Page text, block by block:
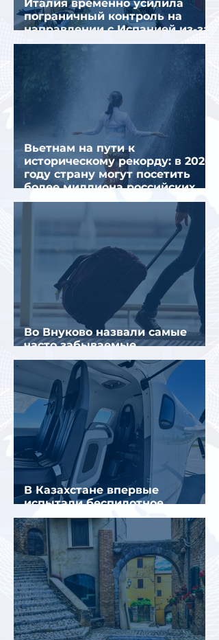
Италия временно усилила
пограничный контроль на
направлении с Испанией из-за
миграционного кризиса
Вьетнам на пути к
историческому рекорду: в 2026
году страну могут посетить
более миллиона российских
туристов
Во Внуково назвали самые
часто забываемые
пассажирами вещи
В Казахстане впервые
испытали беспилотное
аэротакси с пассажирами